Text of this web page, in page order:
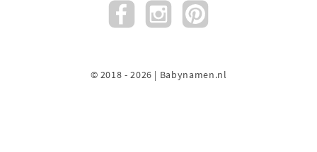
© 2018 - 2026 | Babynamen.nl